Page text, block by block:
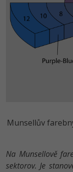
Munsellův
Na Munsellově
sektorov. Je